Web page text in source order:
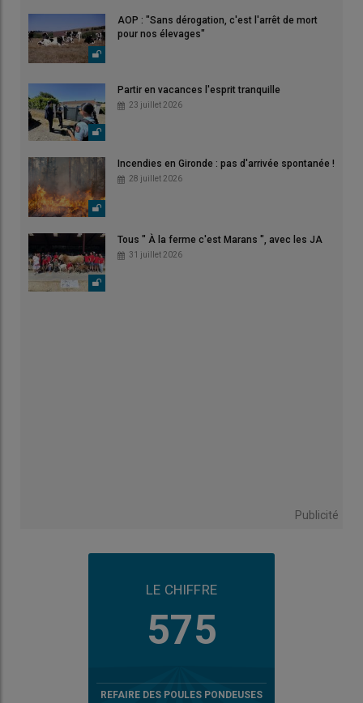
AOP : "Sans dérogation, c'est l'arrêt de mort
pour nos élevages"
Partir en vacances l'esprit tranquille
23 juillet 2026
Incendies en Gironde : pas d'arrivée spontanée !
28 juillet 2026
Tous " À la ferme c'est Marans ", avec les JA
31 juillet 2026
Publicité
LE CHIFFRE
575
REFAIRE DES POULES PONDEUSES